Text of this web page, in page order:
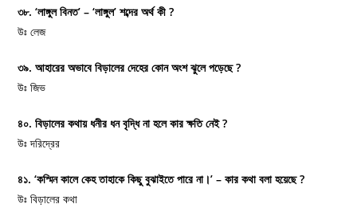
৩৮. ‘লাঙ্গুল বিনত’ – ‘লাঙ্গুল’ শব্দের অর্থ কী ?
উঃ লেজ
৩৯. আহারের অভাবে বিড়ালের দেহের কোন অংশ ঝুলে পড়েছে ?
উঃ জিভ
৪০. বিড়ালের কথায় ধনীর ধন বৃদ্ধি না হলে কার ক্ষতি নেই ?
উঃ দরিদ্রের
৪১. ‘কস্মিন কালে কেহ তাহাকে কিছু বুঝাইতে পারে না।’ – কার কথা বলা হয়েছে ?
উঃ বিড়ালের কথা